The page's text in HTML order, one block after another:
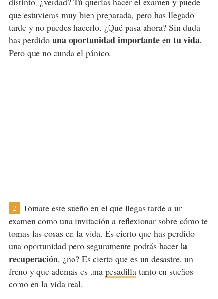
que estuvieras muy bien preparada, pero has llegado
tarde y no puedes hacerlo. ¿Qué pasa ahora? Sin duda
has perdido una oportunidadimportante en tu vida.
Pero que no cunda el pánico.
2
Tómate este sueño en el que llegas tarde a un
examen como una invitación a reflexionar sobre cómo te
tomas las cosas en la vida. Es cierto que has perdido
una oportunidad pero seguramente podrás hacer la
recuperación, ¿no? Es cierto que es un desastre, un
freno y que además es una pesadillatanto en sueños
como en la vida real.